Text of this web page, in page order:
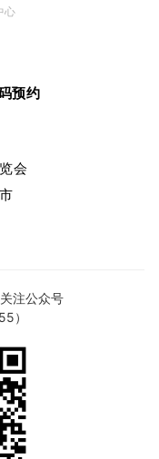
心
预约
会
注公众号
）